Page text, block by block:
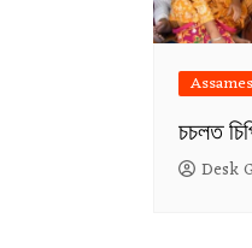
চচলত
Desk